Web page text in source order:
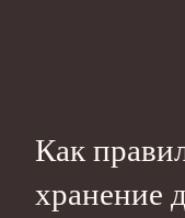
Как
хранение